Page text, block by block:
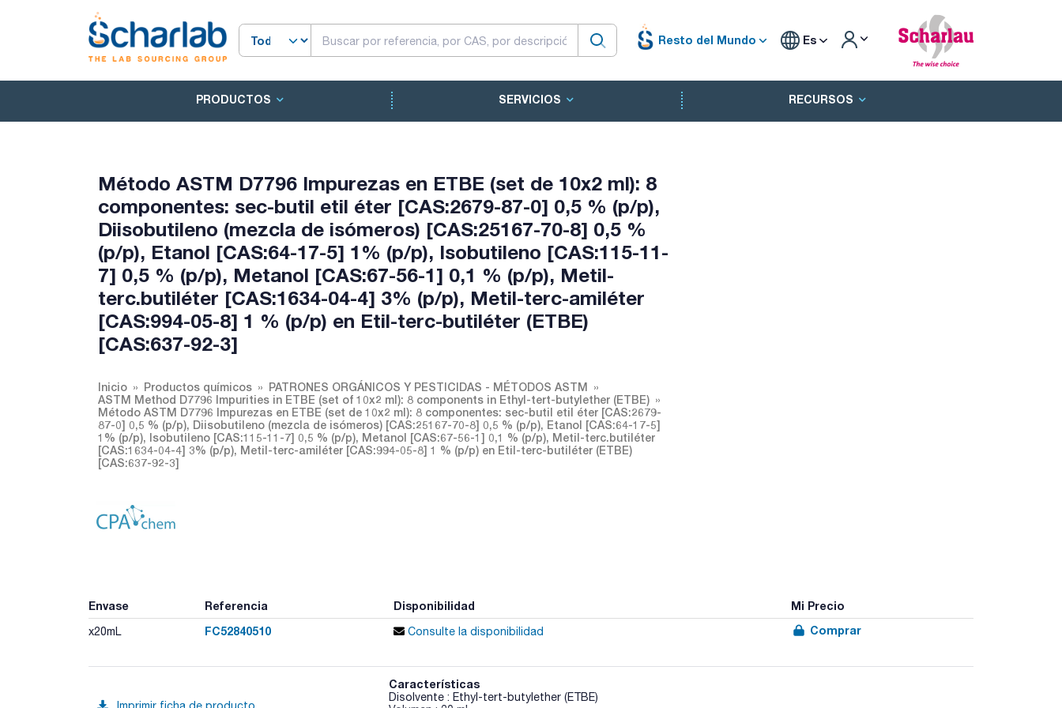
Resto del Mundo Es
PRODUCTOS SERVICIOS RECURSOS
Método ASTM D7796 Impurezas en ETBE (set de 10x2 ml): 8
componentes: sec-butil etil éter [CAS:2679-87-0] 0,5 % (p/p),
Diisobutileno (mezcla de isómeros) [CAS:25167-70-8] 0,5 %
(p/p), Etanol [CAS:64-17-5] 1% (p/p), Isobutileno [CAS:115-11-
7] 0,5 % (p/p), Metanol [CAS:67-56-1] 0,1 % (p/p), Metil-
terc.butiléter [CAS:1634-04-4] 3% (p/p), Metil-terc-amiléter
[CAS:994-05-8] 1 % (p/p) en Etil-terc-butiléter (ETBE)
[CAS:637-92-3]
Inicio Productos químicos
PATRONES ORGÁNICOS Y PESTICIDAS - MÉTODOS ASTM
ASTM Method D7796 Impurities in ETBE (set of 10x2 ml): 8 components in Ethyl-tert-butylether (ETBE)
Método ASTM D7796 Impurezas en ETBE (set de 10x2 ml): 8 componentes: sec-butil etil éter [CAS:2679-
87-0] 0,5 % (p/p), Diisobutileno (mezcla de isómeros) [CAS:25167-70-8] 0,5 % (p/p), Etanol [CAS:64-17-5]
1% (p/p), Isobutileno [CAS:115-11-7] 0,5 % (p/p), Metanol [CAS:67-56-1] 0,1 % (p/p), Metil-terc.butiléter
[CAS:1634-04-4] 3% (p/p), Metil-terc-amiléter [CAS:994-05-8] 1 % (p/p) en Etil-terc-butiléter (ETBE)
[CAS:637-92-3]
Envase Referencia Disponibilidad Mi Precio
x20mL FC52840510 Consulte la disponibilidad Comprar
Imprimir ficha de producto
Características
Disolvente : Ethyl-tert-butylether (ETBE)